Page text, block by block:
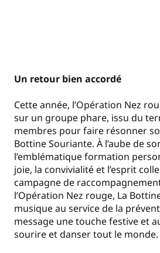
Un retour bien accordé
Cette année, l’Opération Nez
sur un groupe phare, issu du
membres pour faire résonner
Bottine Souriante. À l’aube de
l’emblématique formation
joie, la convivialité et l’esprit
campagne de
l’Opération Nez rouge, La
musique au service de la
message une touche festive et
sourire et danser tout le monde.